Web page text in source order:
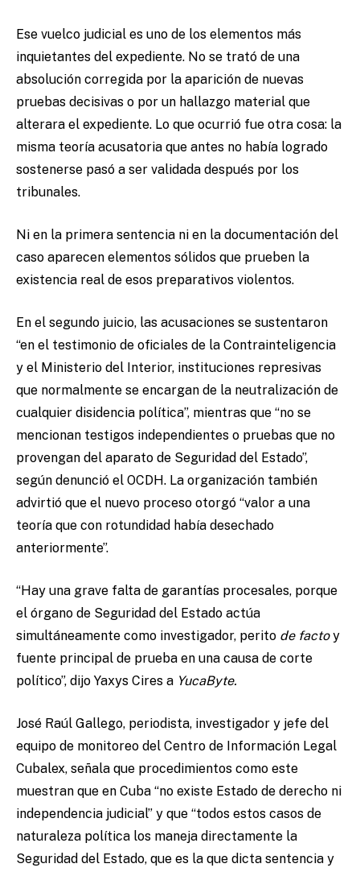
Ese vuelco judicial es uno de los elementos más
inquietantes del expediente. No se trató de una
absolución corregida por la aparición de nuevas
pruebas decisivas o por un hallazgo material que
alterara el expediente. Lo que ocurrió fue otra cosa: la
misma teoría acusatoria que antes no había logrado
sostenerse pasó a ser validada después por los
tribunales.
Ni en la primera sentencia ni en la documentación del
caso aparecen elementos sólidos que prueben la
existencia real de esos preparativos violentos.
En el segundo juicio, las acusaciones se sustentaron
“en el testimonio de oficiales de la Contrainteligencia
y el Ministerio del Interior, instituciones represivas
que normalmente se encargan de la neutralización de
cualquier disidencia política”, mientras que “no se
mencionan testigos independientes o pruebas que no
provengan del aparato de Seguridad del Estado”,
según denunció el OCDH. La organización también
advirtió que el nuevo proceso otorgó “valor a una
teoría que con rotundidad había desechado
anteriormente”.
“Hay una grave falta de garantías procesales, porque
el órgano de Seguridad del Estado actúa
simultáneamente como investigador, perito de factoy
fuente principal de prueba en una causa de corte
político”, dijo Yaxys Cires a YucaByte.
José Raúl Gallego, periodista, investigador y jefe del
equipo de monitoreo del Centro de Información Legal
Cubalex, señala que procedimientos como este
muestran que en Cuba “no existe Estado de derecho ni
independencia judicial” y que “todos estos casos de
naturaleza política los maneja directamente la
Seguridad del Estado, que es la que dicta sentencia y